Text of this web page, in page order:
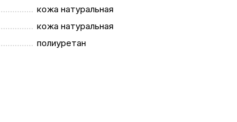
кожа натуральная
кожа натуральная
полиуретан